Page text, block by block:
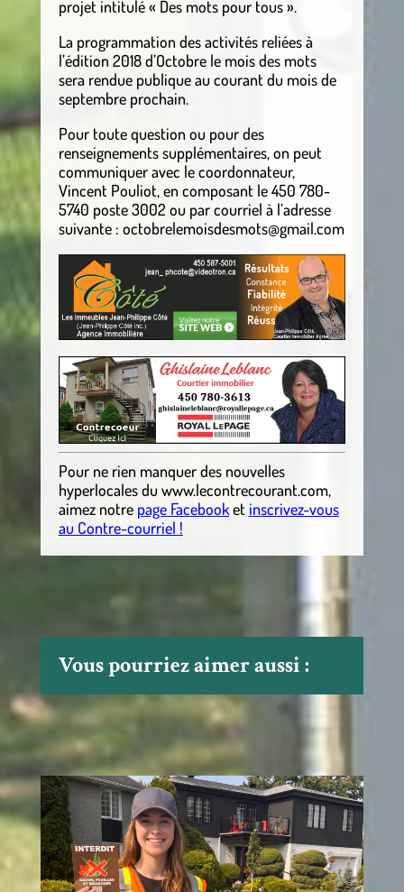
projet intitulé « Des mots pour tous ».
La programmation des activités reliées à
l’édition 2018 d’Octobre le mois des mots
sera rendue publique au courant du mois de
septembre prochain.
Pour toute question ou pour des
renseignements supplémentaires, on peut
communiquer avec le coordonnateur,
Vincent Pouliot, en composant le 450 780-
5740 poste 3002 ou par courriel à l’adresse
suivante : octobrelemoisdesmots@gmail.com
Pour ne rien manquer des nouvelles
hyperlocalesdu www.lecontrecourant.com,
aimez notre page Facebooket inscrivez-vous
au Contre-courriel !
Vous pourriez aimer aussi :